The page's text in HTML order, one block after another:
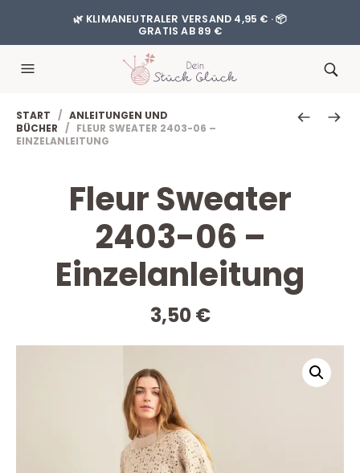
🌿 KLIMANEUTRALER VERSAND 4,95 € · 📦
GRATIS AB 89 €
START / ANLEITUNGEN UND
BÜCHER / FLEUR SWEATER 2403-06 –
EINZELANLEITUNG
Fleur Sweater
2403-06 –
Einzelanleitung
3,50€